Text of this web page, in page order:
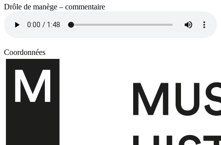
Drôle de manège – commentaire
Coordonnées